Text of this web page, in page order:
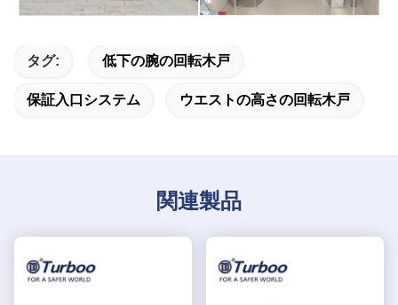
タグ: 低下の腕の回転木戸
保証入口システム ウエストの高さの回転木戸
関連製品